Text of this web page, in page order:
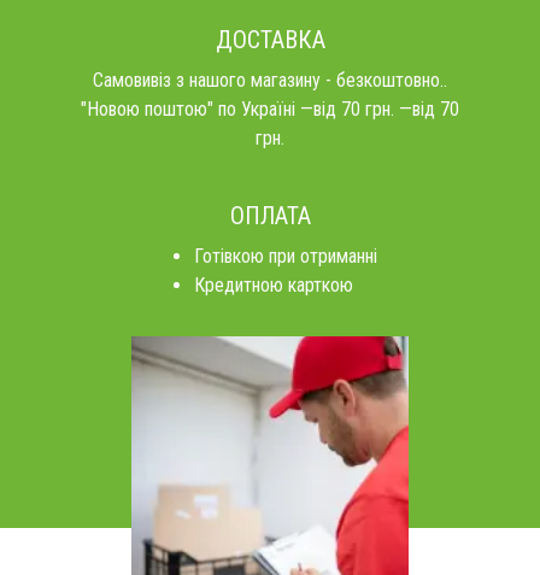
ДОСТАВКА
Самовивіз з нашого магазину - безкоштовно..
"Новою поштою" по Україні —від 70 грн. —від 70
грн.
ОПЛАТА
Готівкою при отриманні
Кредитною карткою